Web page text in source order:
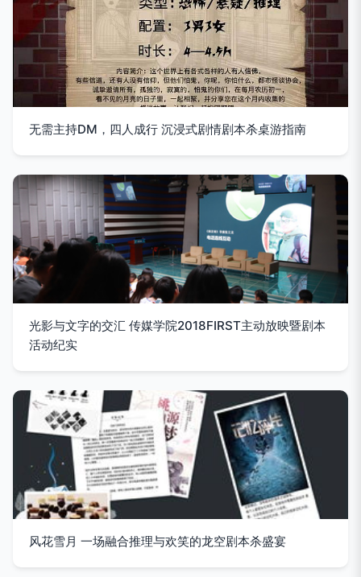
无需主持DM，四人成行 沉浸式剧情剧本杀桌游指南
光影与文字的交汇 传媒学院2018FIRST主动放映暨剧本
活动纪实
风花雪月 一场融合推理与欢笑的龙空剧本杀盛宴